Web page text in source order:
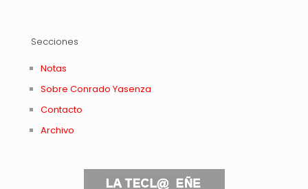
Secciones
Notas
Sobre Conrado Yasenza
Contacto
Archivo